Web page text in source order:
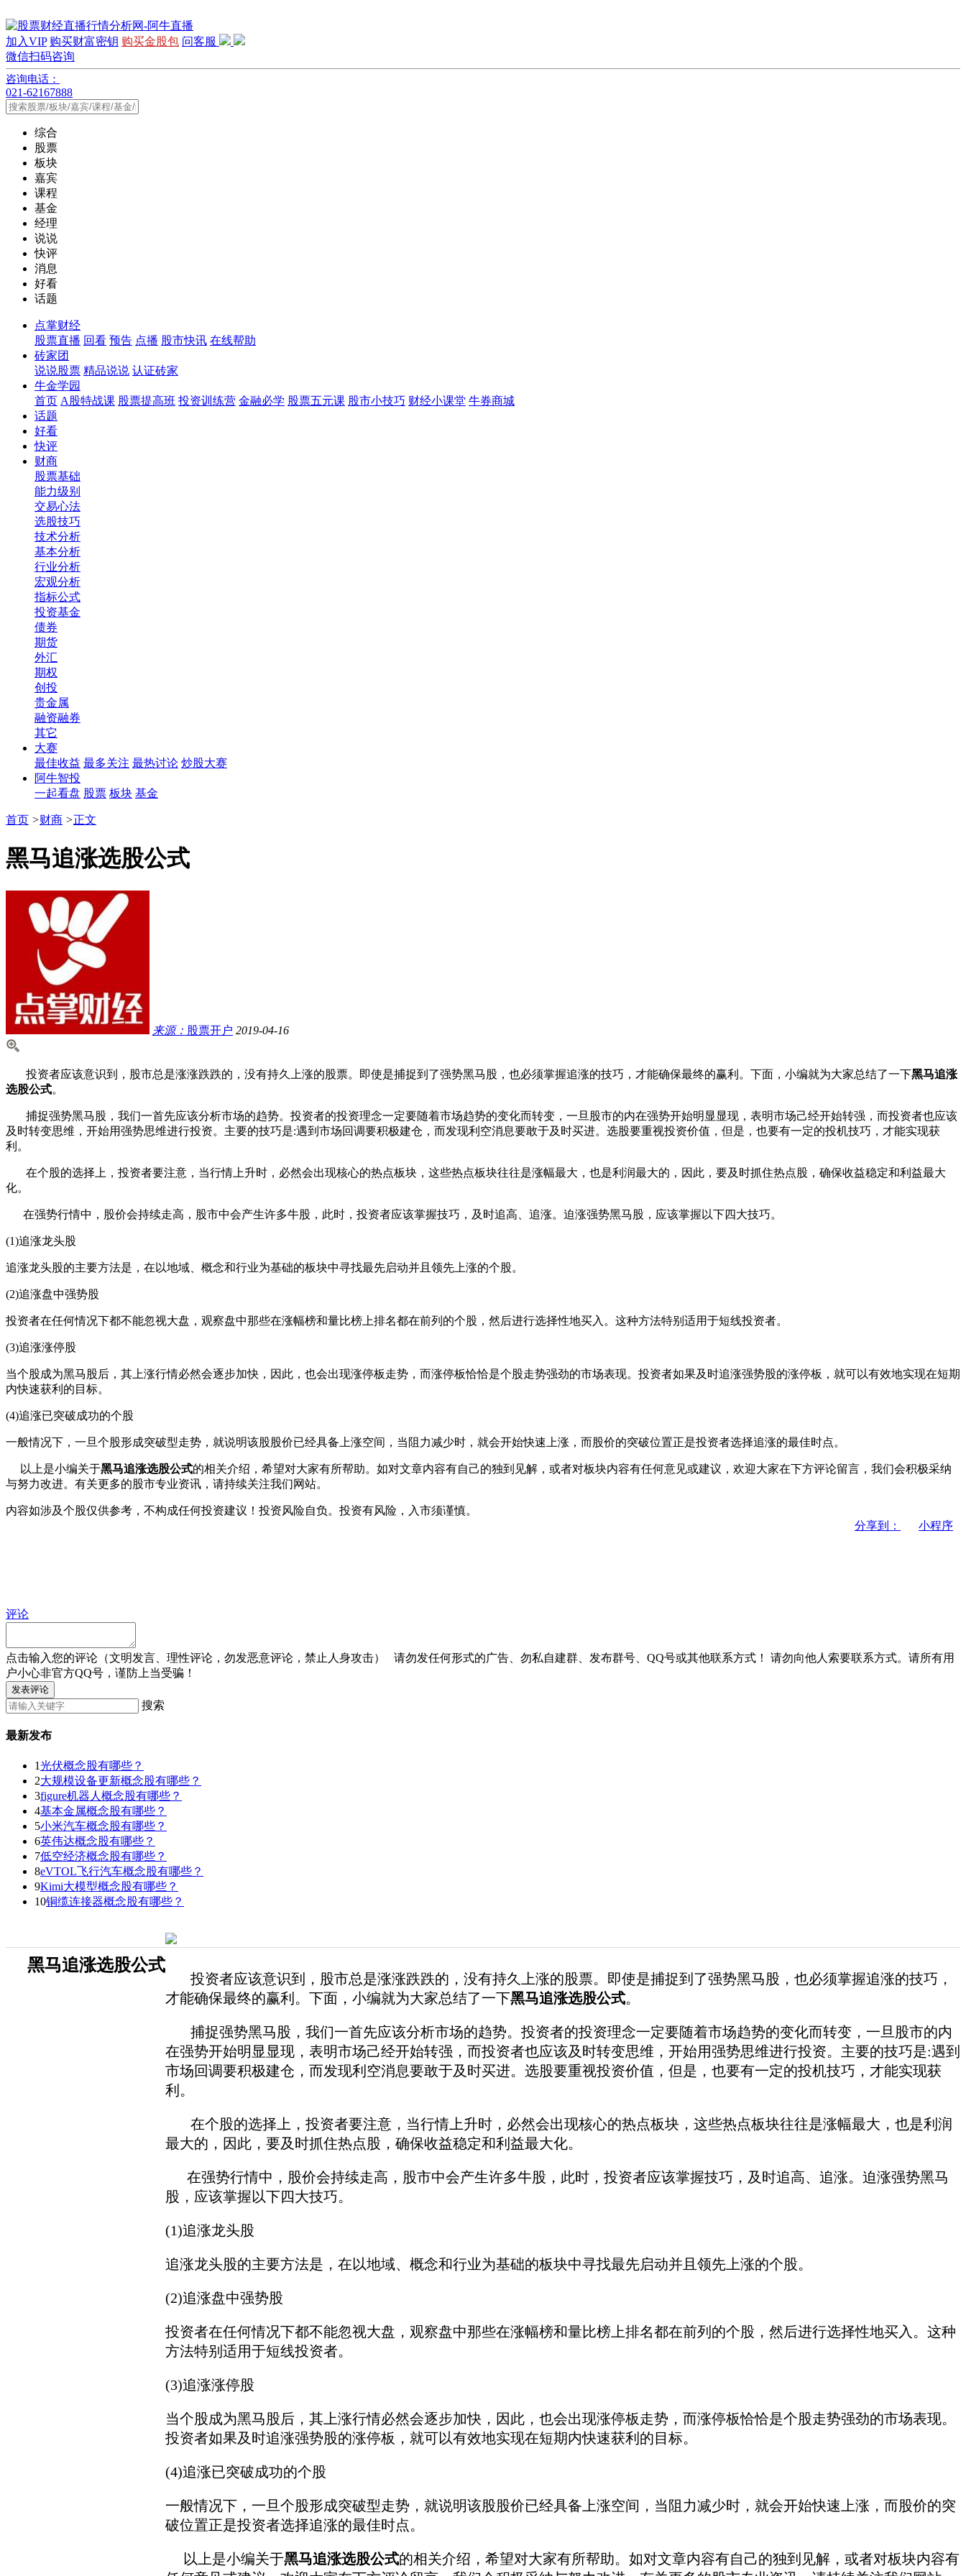
加入VIP 购买财富密钥 购买金股包 问客服
微信扫码咨询
咨询电话：
021-62167888
综合
股票
板块
嘉宾
课程
基金
经理
说说
快评
消息
好看
话题
点掌财经
股票直播 回看 预告 点播 股市快讯 在线帮助
砖家团
说说股票 精品说说 认证砖家
牛金学园
首页 A股特战课 股票提高班 投资训练营 金融必学 股票五元课 股市小技巧 财经小课堂 牛券商城
话题
好看
快评
财商
股票基础
能力级别
交易心法
选股技巧
技术分析
基本分析
行业分析
宏观分析
指标公式
投资基金
债券
期货
外汇
期权
创投
贵金属
融资融券
其它
大赛
最佳收益 最多关注 最热讨论 炒股大赛
阿牛智投
一起看盘 股票 板块 基金
首页 >财商 >正文
黑马追涨选股公式
来源： 股票开户 2019-04-16
投资者应该意识到，股市总是涨涨跌跌的，没有持久上涨的股票。即使是捕捉到了强势黑马股，也必须掌握追涨的技巧，才能确保最终的赢利。下面，小编就为大家总结了一下黑马追涨
选股公式。
捕捉强势黑马股，我们一首先应该分析市场的趋势。投资者的投资理念一定要随着市场趋势的变化而转变，一旦股市的内在强势开始明显显现，表明市场己经开始转强，而投资者也应该
及时转变思维，开始用强势思维进行投资。 主要的技巧是:遇到市场回调要积极建仓，而发现利空消息要敢于及时买进。选股要重视投资价值，但是，也要有一定的投机技巧，才能实现获
利。
在个股的选择上，投资者要注意，当行情上升时，必然会出现核心的热点板块，这些热点板块往往是涨幅最大，也是利润最大的，因此，要及时抓住热点股，确保收益稳定和利益最大
化。
在强势行情中，股价会持续走高，股市中会产生许多牛股，此时，投资者应该掌握技巧，及时追高、追涨。迫涨强势黑马股，应该掌握以下四大技巧。
(1)追涨龙头股
追涨龙头股的主要方法是，在以地域、概念和行业为基础的板块中寻找最先启动并且领先上涨的个股。
(2)追涨盘中强势股
投资者在任何情况下都不能忽视大盘，观察盘中那些在涨幅榜和量比榜 上排名都在前列的个股，然后进行选择性地买入。这种方法特别适用于短线投资者。
(3)追涨涨停股
当个股成为黑马股后，其上涨行情必然会逐步加快，因此，也会出现涨停板走势，而涨停板恰恰是个股走势强劲的市场表现。投资者如果及时追涨强势股的涨停板，就可以有效地实现在短期
内快速获利的目标。
(4)追涨已突破成功的个股
一般情况下，一旦个股形成突破型走势，就说明该股股价已经具备上涨空间，当阻力减少时，就会开始快速上涨，而股价的突破位置正是投资者选择追涨的最佳时点。
以上是小编关于黑马追涨选股公式的相关介绍，希望对大家有所帮助。如对文章内容有自己的独到见解，或者对板块内容有任何意见或建议，欢迎大家在下方评论留言，我们会积极采纳
与努力改进。有关更多的股市专业资讯，请持续关注我们网站。
内容如涉及个股仅供参考，不构成任何投资建议！投资风险自负。投资有风险，入市须谨慎。
分享到：
小程序
评论
点击输入您的评论（文明发言、理性评论，勿发恶意评论，禁止人身攻击） 请勿发任何形式的广告、勿私自建群、发布群号、QQ号或其他联系方式！
请勿向他人索要联系方式。请所有用
户小心非官方QQ号，谨防上当受骗！
发表评论
搜索
最新发布
1光伏概念股有哪些？
2大规模设备更新概念股有哪些？
3figure机器人概念股有哪些？
4基本金属概念股有哪些？
5小米汽车概念股有哪些？
6英伟达概念股有哪些？
7低空经济概念股有哪些？
8eVTOL飞行汽车概念股有哪些？
9Kimi大模型概念股有哪些？
10铜缆连接器概念股有哪些？
黑马追涨选股公式
投资者应该意识到，股市总是涨涨跌跌的，没有持久上涨的股票。即使是捕捉到了强势黑马股，也必须掌握追涨的技巧，
才能确保最终的赢利。下面，小编就为大家总结了一下黑马追涨选股公式。
捕捉强势黑马股，我们一首先应该分析市场的趋势。投资者的投资理念一定要随着市场趋势的变化而转变，一旦股市的内
在强势开始明显显现，表明市场己经开始转强，而投资者也应该及时转变思维，开始用强势思维进行投资。 主要的技巧是:遇到
市场回调要积极建仓，而发现利空消息要敢于及时买进。选股要重视投资价值，但是，也要有一定的投机技巧，才能实现获
利。
在个股的选择上，投资者要注意，当行情上升时，必然会出现核心的热点板块，这些热点板块往往是涨幅最大，也是利润
最大的，因此，要及时抓住热点股，确保收益稳定和利益最大化。
在强势行情中，股价会持续走高，股市中会产生许多牛股，此时，投资者应该掌握技巧，及时追高、追涨。迫涨强势黑马
股，应该掌握以下四大技巧。
(1)追涨龙头股
追涨龙头股的主要方法是，在以地域、概念和行业为基础的板块中寻找最先启动并且领先上涨的个股。
(2)追涨盘中强势股
投资者在任何情况下都不能忽视大盘，观察盘中那些在涨幅榜和量比榜上排名都在前列的个股，然后进行选择性地买入。这种
方法特别适用于短线投资者。
(3)追涨涨停股
当个股成为黑马股后，其上涨行情必然会逐步加快，因此，也会出现涨停板走势，而涨停板恰恰是个股走势强劲的市场表现。
投资者如果及时追涨强势股的涨停板，就可以有效地实现在短期内快速获利的目标。
(4)追涨已突破成功的个股
一般情况下，一旦个股形成突破型走势，就说明该股股价已经具备上涨空间，当阻力减少时，就会开始快速上涨，而股价的突
破位置正是投资者选择追涨的最佳时点。
以上是小编关于黑马追涨选股公式的相关介绍，希望对大家有所帮助。如对文章内容有自己的独到见解，或者对板块内容有